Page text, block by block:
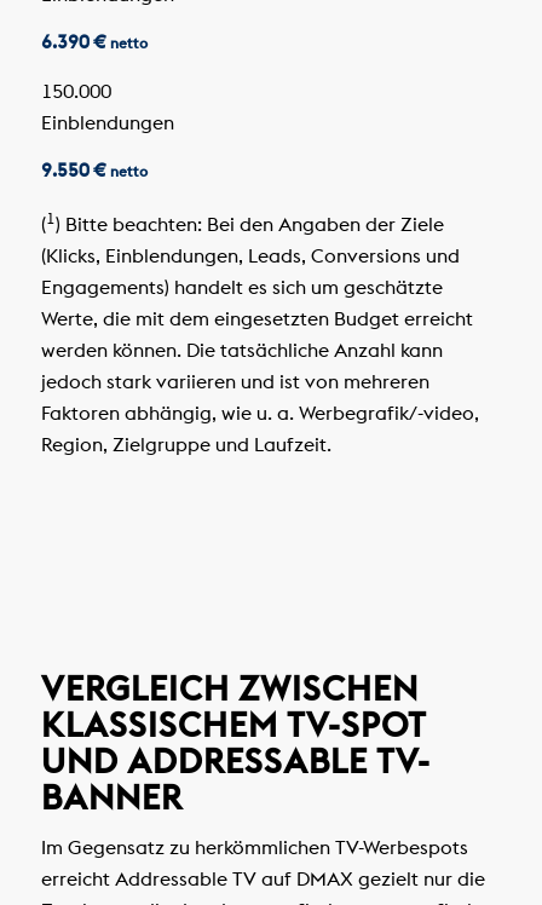
6.390 € netto
150.000
Einblendungen
9.550 € netto
(1) Bitte beachten: Bei den Angaben der Ziele
(Klicks, Einblendungen, Leads, Conversions und
Engagements) handelt es sich um geschätzte
Werte, die mit dem eingesetzten Budget erreicht
werden können. Die tatsächliche Anzahl kann
jedoch stark variieren und ist von mehreren
Faktoren abhängig, wie u. a. Werbegrafik/-video,
Region, Zielgruppe und Laufzeit.
VERGLEICH ZWISCHEN
KLASSISCHEM TV-SPOT
UND ADDRESSABLE TV-
BANNER
Im Gegensatz zu herkömmlichen TV-Werbespots
erreicht Addressable TV auf DMAX gezielt nur die